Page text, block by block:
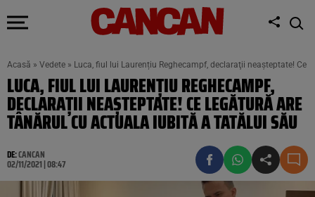
Acasă » Vedete » Luca, fiul lui Laurențiu Reghecampf, declaraţii neaşteptate!
LUCA, FIUL LUI LAURENȚIU REGHECAMPF,
DECLARAŢII NEAŞTEPTATE! CE LEGĂTURĂ ARE
TÂNĂRUL CU ACTUALA IUBITĂ A TATĂLUI SĂU
DE:CANCAN
02/11/2021 | 08:47